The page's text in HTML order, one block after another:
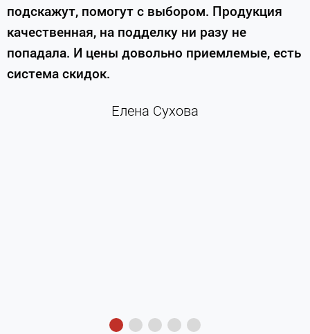
подскажут, помогут с выбором. Продукция
качественная, на подделку ни разу не
попадала. И цены довольно приемлемые, есть
система скидок.
Елена Сухова